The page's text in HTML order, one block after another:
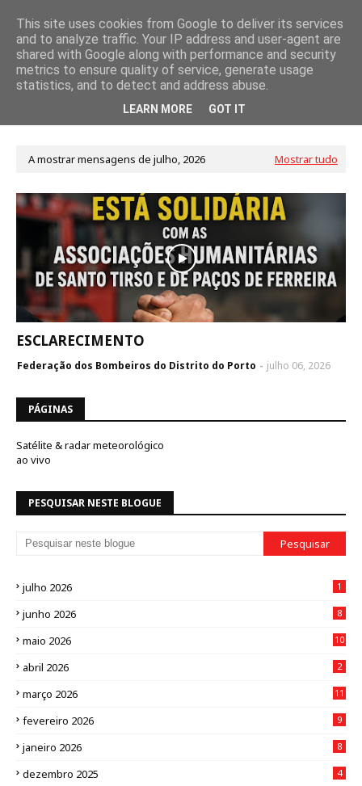
A mostrar mensagens de julho, 2026 Mostrar tudo
ESCLARECIMENTO
Federação dos Bombeiros do Distrito do Porto julho 06, 2026
PÁGINAS
Satélite & radar meteorológico
ao vivo
PESQUISAR NESTE BLOGUE
julho 2026 1
junho 2026 8
maio 2026 10
abril 2026 2
março 2026 11
fevereiro 2026 9
janeiro 2026 8
dezembro 2025 4
This site uses cookies from Google to deliver its services
and to analyze traffic. Your IP address and user-agent are
shared with Google along with performance and security
metrics to ensure quality of service, generate usage
statistics, and to detect and address abuse.
LEARN MORE GOT IT